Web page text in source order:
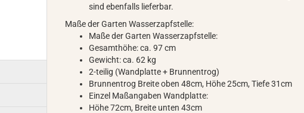
sind ebenfalls lieferbar.
Maße der Garten Wasserzapfstelle:
Maße der Garten Wasserzapfstelle:
Gesamthöhe: ca. 97 cm
Gewicht: ca. 62 kg
2-teilig (Wandplatte + Brunnentrog)
Brunnentrog Breite oben 48cm, Höhe 25cm, Tiefe 31cm
Einzel Maßangaben Wandplatte:
Höhe 72cm, Breite unten 43cm